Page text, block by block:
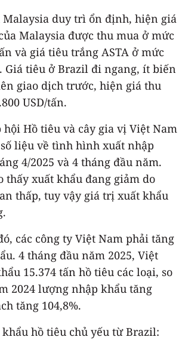
duy trì ổn định, hiện giá
Malaysia được thu mua ở mức
và giá tiêu trắng ASTA ở mức
Giá tiêu ở Brazil đi ngang, ít biến
giao dịch trước, hiện giá thu
USD/tấn.
hội Hồ tiêu và cây gia vị Việt Nam
liệu về tình hình xuất nhập
4/2025 và 4 tháng đầu năm.
thấy xuất khẩu đang giảm do
thấp, tuy vậy giá trị xuất khẩu
các công ty Việt Nam phải tăng
4 tháng đầu năm 2025, Việt
15.374 tấn hồ tiêu các loại, so
2024 lượng nhập khẩu tăng
tăng 104,8%.
hồ tiêu chủ yếu từ Brazil: